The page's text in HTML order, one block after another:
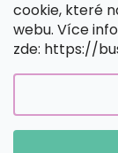
cookie, které
webu. Více
zde: https://
SPOLEHLIVÉ
BEZPEČNÉ